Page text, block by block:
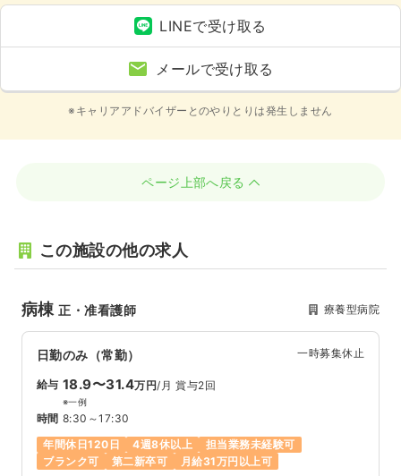
LINEで受け取る
メールで受け取る
※キャリアアドバイザーとのやりとりは発生しません
ページ上部へ戻る
この施設の他の求人
病棟正・准看護師 療養型病院
日勤のみ（常勤） 一時募集休止
給与 18.9〜31.4万円/月 賞与2回
※一例
時間 8:30～17:30
年間休日120日
4週8休以上
担当業務未経験可
ブランク可
第二新卒可 月給31万円以上可